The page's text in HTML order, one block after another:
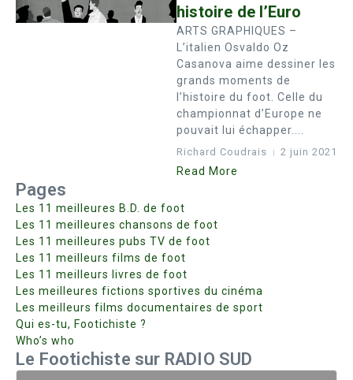
histoire de l’Euro
ARTS GRAPHIQUES –
L’italien Osvaldo Oz
Casanova aime dessiner les
grands moments de
l’histoire du foot. Celle du
championnat d’Europe ne
pouvait lui échapper....
Richard Coudrais 2 juin 2021
Read More
Pages
Les 11 meilleures B.D. de foot
Les 11 meilleures chansons de foot
Les 11 meilleures pubs TV de foot
Les 11 meilleurs films de foot
Les 11 meilleurs livres de foot
Les meilleures fictions sportives du cinéma
Les meilleurs films documentaires de sport
Qui es-tu, Footichiste ?
Who’s who
Le Footichiste sur RADIO SUD